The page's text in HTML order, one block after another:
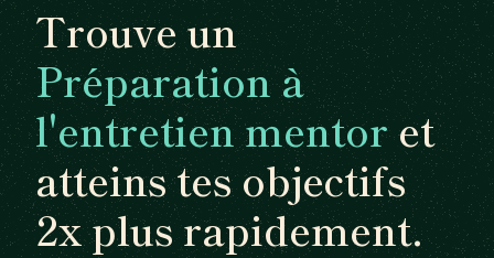
Trouve un
Préparation à
l'entretien mentoret
atteins tes objectifs
2x plus rapidement.